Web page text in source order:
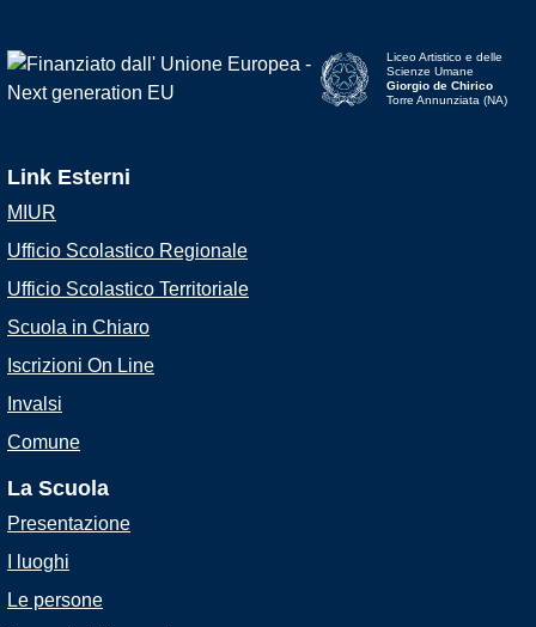
Liceo Artistico e delle
Scienze Umane
Giorgio de Chirico
Torre Annunziata (NA)
Link Esterni
MIUR
Ufficio Scolastico Regionale
Ufficio Scolastico Territoriale
Scuola in Chiaro
Iscrizioni On Line
Invalsi
Comune
La Scuola
Presentazione
I luoghi
Le persone